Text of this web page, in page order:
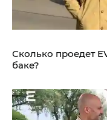
Сколько проедет
баке?